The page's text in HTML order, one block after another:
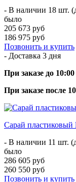
- В наличии 18 шт.
было
205 673 руб
186 975 руб
Позвонить и купить
- Доставка 3 дня
При заказе до 10:00
При заказе после
Сарай пластиковый
- В наличии 11 шт.
было
286 605 руб
260 550 руб
Позвонить и купить